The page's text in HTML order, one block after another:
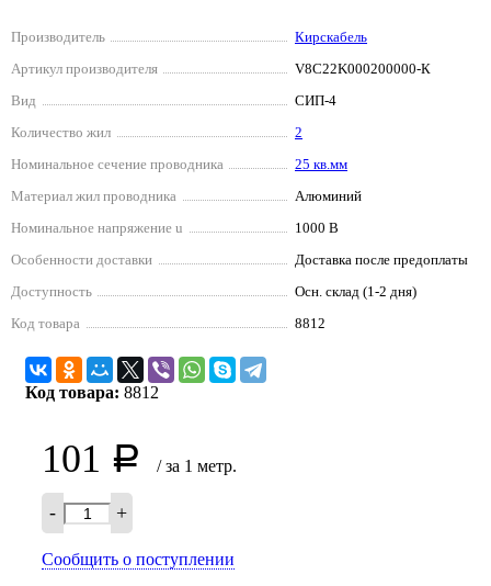
Производитель
Кирскабель
Артикул производителя
V8C22K000200000-К
Вид
СИП-4
Количество жил
2
Номинальное сечение проводника
25 кв.мм
Материал жил проводника
Алюминий
Номинальное напряжение u
1000 В
Особенности доставки
Доставка после предоплаты
Доступность
Осн. склад (1-2 дня)
Код товара
8812
Код товара: 8812
101 Р / за 1 метр.
- +
Сообщить о поступлении